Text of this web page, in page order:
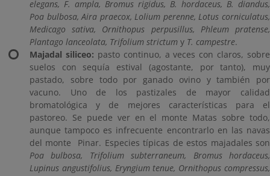
elegans, F. ampla, Bromus rigidus, B. hordaceus, B. diandus,
Poa bulbosa, Aira praecox, Lolium perenne, Lotus corniculatus,
Medicago sativa, Ornithopus perpusillus, Phleum pratense,
Plantago lanceolata, Trifolium strictum y T. campestre.
Majadal siliceo: pasto continuo, a veces con claros, sobre
suelos con sequía estival (agostante, por tanto), muy
pastado, sobre todo por ganado ovino y también por
vacuno. Uno de los pastizales de mayor calidad
bromatológica y de mejores características para el
pastoreo. Se puede ver en el monte Matas sobre todo,
aunque tampoco es infrecuente encontrarlo en las navas
del monte Pinar. Especies típicas de estos majadales son
Poa bulbosa, Trifolium subterraneum, Bromus hordaceus,
Lupinus angustifolius, Eryngium tenue, Ornithopus compressus,